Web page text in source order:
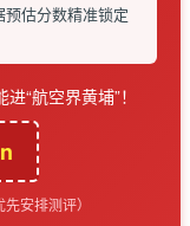
估分数精准锁定
“航空界黄埔”！
安排测评）